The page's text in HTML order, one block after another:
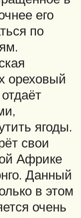
его
по
ореховый
ягоды.
свои
Африке
Данный
в этом
очень